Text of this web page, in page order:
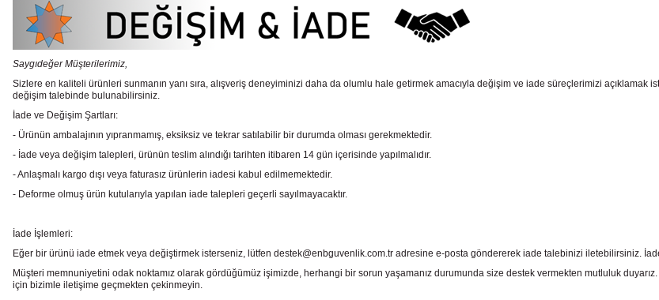
Saygıdeğer Müşterilerimiz,
Sizlere en kaliteli ürünleri sunmanın yanı sıra, alışveriş deneyiminizi daha da olumlu hale getirmek amacıyla değişim ve iade süreçlerimizi
değişim talebinde bulunabilirsiniz.
İade ve Değişim Şartları:
- Ürünün ambalajının yıpranmamış, eksiksiz ve tekrar satılabilir bir durumda olması gerekmektedir.
- İade veya değişim talepleri, ürünün teslim alındığı tarihten itibaren 14 gün içerisinde yapılmalıdır.
- Anlaşmalı kargo dışı veya faturasız ürünlerin iadesi kabul edilmemektedir.
- Deforme olmuş ürün kutularıyla yapılan iade talepleri geçerli sayılmayacaktır.
İade İşlemleri:
Eğer bir ürünü iade etmek veya değiştirmek isterseniz, lütfen destek@enbguvenlik.com.tr adresine e-posta göndererek iade talebinizi iletebilirsiniz.
Müşteri memnuniyetini odak noktamız olarak gördüğümüz işimizde, herhangi bir sorun yaşamanız durumunda size destek vermekten mutluluk
için bizimle iletişime geçmekten çekinmeyin.